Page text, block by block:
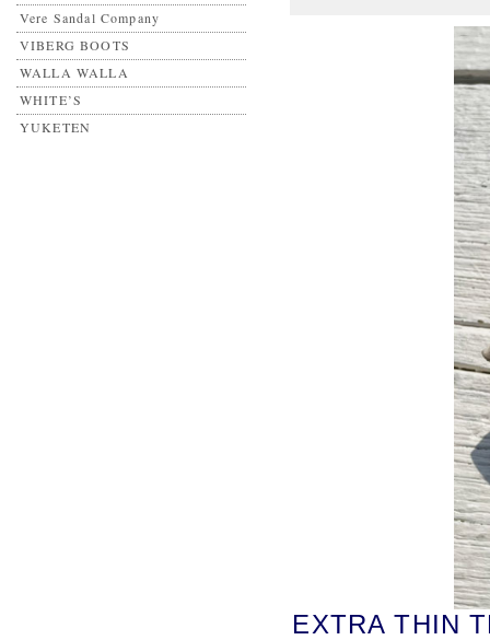
Vere Sandal Company
VIBERG BOOTS
WALLA WALLA
WHITE’S
YUKETEN
EXTRA THIN